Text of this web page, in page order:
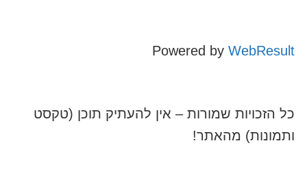
Powered byWebResult
כל הזכויות שמורות – אין להעתיק תוכן (טקסט
ותמונות) מהאתר!